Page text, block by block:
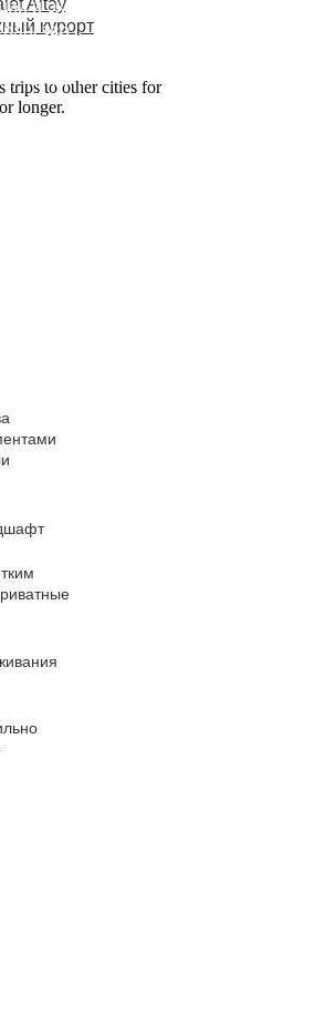
Altay
курорт
trips to other cities for
longer.
и окруженный
отдых,
контакт